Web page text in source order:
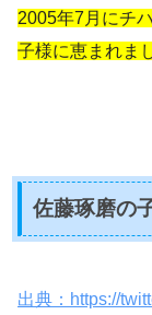
2005年7月にチ
子様に恵まれま
佐藤琢磨の
出典：https://